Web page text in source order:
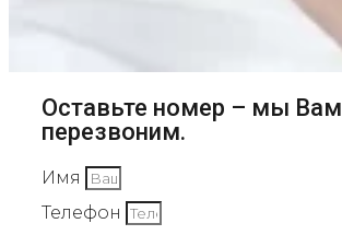
Оставьте номер – мы Вам
перезвоним.
Имя
Телефон